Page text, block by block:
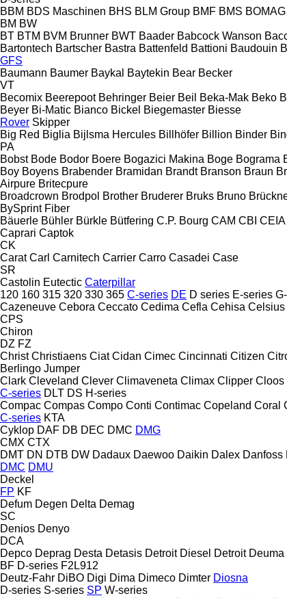
BBM BDS Maschinen BHS BLM Group BMF BMS BOMAG
BM BW
BT BTM BVM Brunner BWT Baader Babcock Wanson
Bartontech Bartscher Bastra Battenfeld Battioni Baudouin
GFS
Baumann Baumer Baykal Baytekin Bear Becker
VT
Becomix Beerepoot Behringer Beier Beil Beka-Mak Beko
Beyer Bi-Matic Bianco Bickel Biegemaster Biesse
Rover Skipper
Big Red Biglia Bijlsma Hercules Billhöfer Billion Binder
PA
Bobst Bode Bodor Boere Bogazici Makina Boge Bograma
Boy Boyens Brabender Bramidan Brandt Branson Braun
Airpure Britecpure
Broadcrown Brodpol Brother Bruderer Bruks Bruno
BySprint Fiber
Bäuerle Bühler Bürkle Bütfering C.P. Bourg CAM CBI CEIA
Caprari Captok
CK
Carat Carl Carnitech Carrier Carro Casadei Case
SR
Castolin Eutectic Caterpillar
120 160 315 320 330 365 C-series DE D series E-series
Cazeneuve Cebora Ceccato Cedima Cefla Cehisa Celsius
CPS
Chiron
DZ FZ
Christ Christiaens Ciat Cidan Cimec Cincinnati Citizen
Berlingo Jumper
Clark Cleveland Clever Climaveneta Climax Clipper Cloos
C-series DLT DS H-series
Compac Compas Compo Conti Contimac Copeland Coral
C-series KTA
Cyklop DAF DB DEC DMC DMG
CMX CTX
DMT DN DTB DW Dadaux Daewoo Daikin Dalex Danfoss
DMC DMU
Deckel
FP KF
Defum Degen Delta Demag
SC
Denios Denyo
DCA
Depco Deprag Desta Detasis Detroit Diesel Detroit Deuma
BF D-series F2L912
Deutz-Fahr DiBO Digi Dima Dimeco Dimter Diosna
D-series S-series SP W-series